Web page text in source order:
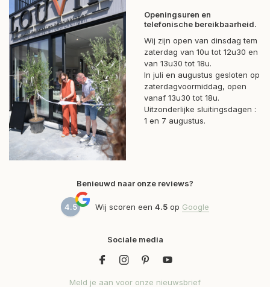
Openingsuren en
telefonische bereikbaarheid.
Wij zijn open van dinsdag tem
zaterdag van 10u tot 12u30 en
van 13u30 tot 18u.
In juli en augustus gesloten op
zaterdagvoormiddag, open
vanaf 13u30 tot 18u.
Uitzonderlijke sluitingsdagen :
1 en 7 augustus.
Benieuwd naar onze reviews?
4.5 Wij scoren een 4.5 op Google
Sociale media
Meld je aan voor onze nieuwsbrief